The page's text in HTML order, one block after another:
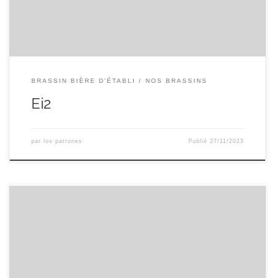
BRASSIN BIÈRE D'ÉTABLI NOS BRASSINS
Ei2
par los patrones Publié 27/11/2023